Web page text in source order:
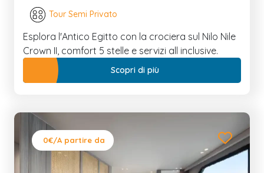
Tour Semi Privato
Esplora l'Antico Egitto con la crociera sul Nilo Nile
Crown II, comfort 5 stelle e servizi all inclusive.
Scopri di più
0€/A partire da